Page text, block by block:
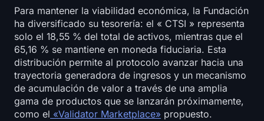
Para mantener la viabilidad económica, la Fundación
ha diversificado su tesorería: el « CTSI » representa
solo el 18,55 % del total de activos, mientras que el
65,16 % se mantiene en moneda fiduciaria. Esta
distribución permite al protocolo avanzar hacia una
trayectoria generadora de ingresos y un mecanismo
de acumulación de valor a través de una amplia
gama de productos que se lanzarán próximamente,
como el «Validator Marketplace» propuesto.